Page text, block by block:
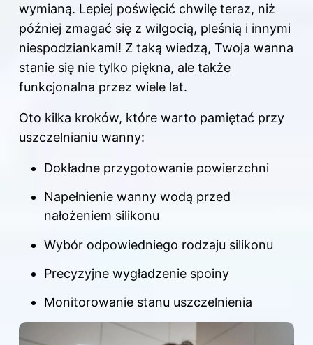
wymianą. Lepiej poświęcić chwilę teraz, niż
później zmagać się z wilgocią, pleśnią i innymi
niespodziankami! Z taką wiedzą, Twoja wanna
stanie się nie tylko piękna, ale także
funkcjonalna przez wiele lat.
Oto kilka kroków, które warto pamiętać przy
uszczelnianiu wanny:
Dokładne przygotowanie powierzchni
Napełnienie wanny wodą przed
nałożeniem silikonu
Wybór odpowiedniego rodzaju silikonu
Precyzyjne wygładzenie spoiny
Monitorowanie stanu uszczelnienia